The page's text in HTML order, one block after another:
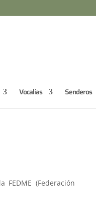
Vocalías Senderos
(Federación